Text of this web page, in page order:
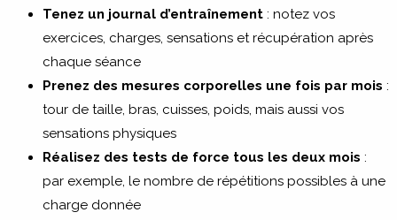
Tenez un journal d’entraînement : notez vos
exercices, charges, sensations et récupération après
chaque séance
Prenez des mesures corporelles une fois par mois :
tour de taille, bras, cuisses, poids, mais aussi vos
sensations physiques
Réalisez des tests de force tous les deux mois :
par exemple, le nombre de répétitions possibles à une
charge donnée